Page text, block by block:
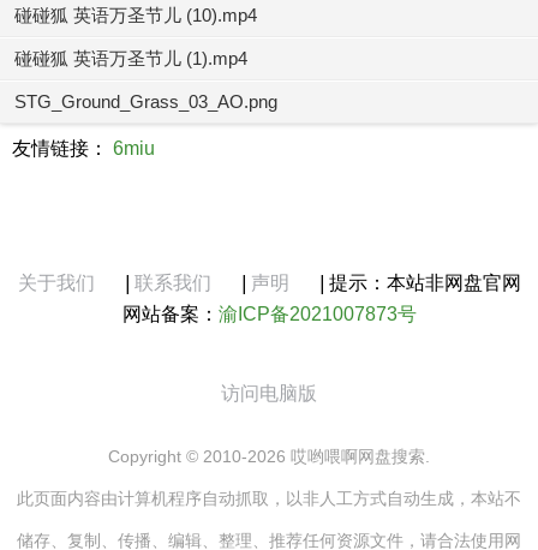
碰碰狐 英语万圣节儿 (10).mp4
碰碰狐 英语万圣节儿 (1).mp4
STG_Ground_Grass_03_AO.png
友情链接： 6miu
关于我们 联系我们 声明
提示：本站非网盘官网
网站备案： 渝ICP备2021007873号
访问电脑版
Copyright © 2010-2026 哎哟喂啊网盘搜索.
此页面内容由计算机程序自动抓取，以非人工方式自动生成，本站不
储存、复制、传播、编辑、整理、推荐任何资源文件，请合法使用网